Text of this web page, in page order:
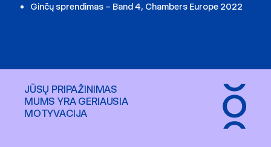
Ginčų sprendimas – Band 4, Chambers Europe 2022
JŪSŲ PRIPAŽINIMAS
MUMS YRA GERIAUSIA
MOTYVACIJA